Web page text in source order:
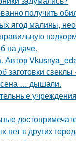
получить
ягод малины,
на даче.
Автор
заготовки свеклы
… дышали.
нет в других